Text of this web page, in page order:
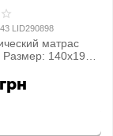
LID290898
матрас
140х190
грн